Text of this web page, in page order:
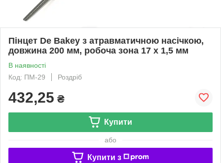
Пінцет De Bakey з атравматичною насічкою,
довжина 200 мм, робоча зона 17 х 1,5 мм
В наявності
Код: ПМ-29
Роздріб
432,25 ₴
Купити
або
Купити з